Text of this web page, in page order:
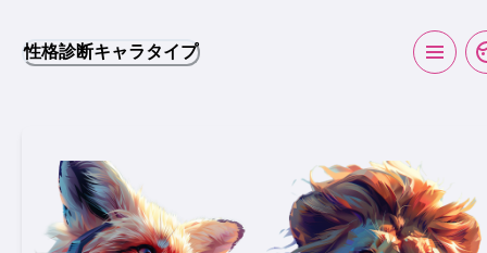
性格診断キャラタイプ